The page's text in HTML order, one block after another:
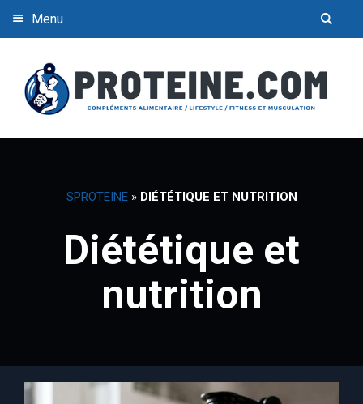
Menu
SPROTEINE» DIÉTÉTIQUE ET NUTRITION
Diététique et
nutrition